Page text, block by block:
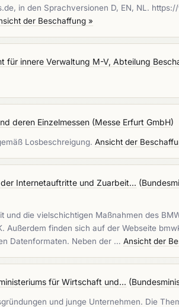
in den Sprachversionen D, EN, NL.
der Beschaffung »
für innere Verwaltung M-V, Abteilung
deren Einzelmessen (Messe Erfurt GmbH)
Losbeschreigung. Ansicht der
Internetauftritte und Zuarbeit... (
die vielschichtigen Maßnahmen des
finden sich auf der Webseite
Datenformaten. Neben der … Ansicht der
für Wirtschaft und... (
und junge Unternehmen. Die